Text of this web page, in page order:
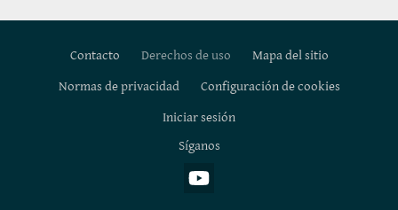
Footer
Contacto Derechos de uso Mapa del sitio
Normas de privacidad Configuración de cookies
Iniciar sesión
Síganos